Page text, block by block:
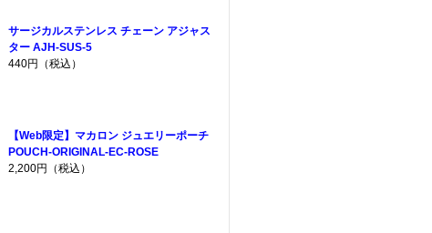
サージカルステンレス チェーン アジャス
ター AJH-SUS-5
440円（税込）
【Web限定】マカロン ジュエリーポーチ
POUCH-ORIGINAL-EC-ROSE
2,200円（税込）